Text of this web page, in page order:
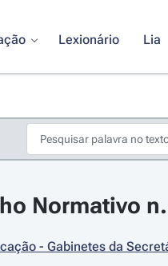
Lexionário Lia
Normativo
- Gabinetes da